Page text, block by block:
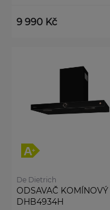
9 990 Kč
De Dietrich
ODSAVAČ KOMÍNOVÝ
DHB4934H